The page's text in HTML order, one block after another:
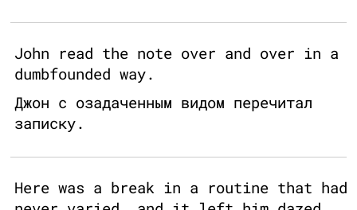
John read the note over and over in a
dumbfounded way.
Джон с озадаченным видом перечитал
записку.
Here was a break in a routine that had